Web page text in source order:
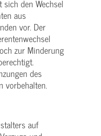
sich den Wechsel
aus
vor. Der
zur Minderung
des
vorbehalten.
auf